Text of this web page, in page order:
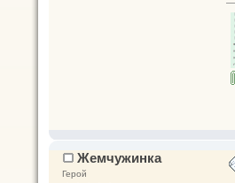
Жемчужинка
Герой